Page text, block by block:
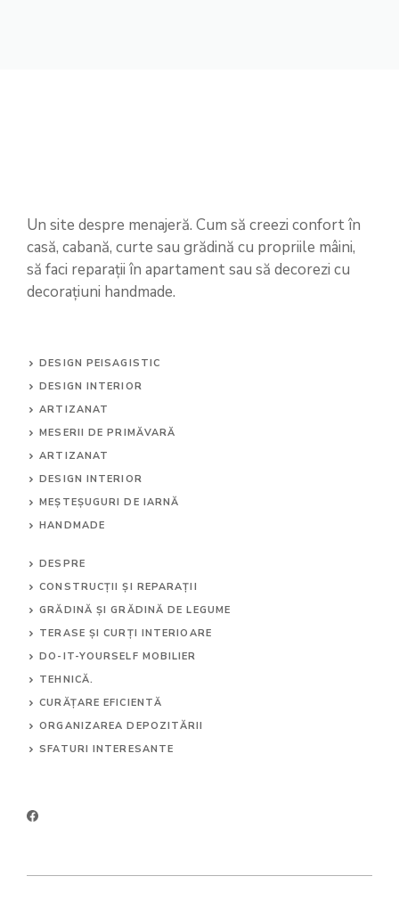
Un site despre menajeră. Cum să creezi confort în
casă, cabană, curte sau grădină cu propriile mâini,
să faci reparații în apartament sau să decorezi cu
decorațiuni handmade.
DESIGN PEISAGISTIC
DESIGN INTERIOR
ARTIZANAT
MESERII DE PRIMĂVARĂ
ARTIZANAT
DESIGN INTERIOR
MEȘTEȘUGURI DE IARNĂ
HANDMADE
DESPRE
CONSTRUCȚII ȘI REPARAȚII
GRĂDINĂ ȘI GRĂDINĂ DE LEGUME
TERASE ȘI CURȚI INTERIOARE
DO-IT-YOURSELF MOBILIER
TEHNICĂ.
CURĂȚARE EFICIENTĂ
ORGANIZAREA DEPOZITĂRII
SFATURI INTERESANTE